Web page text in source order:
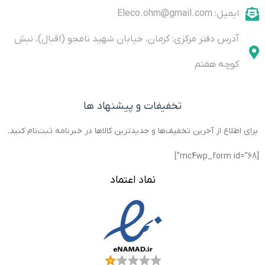
I2C
of zero
drift
ایمیل: Eleco.ohm@gmail.com
آدرس دفتر مرکزی: کرمان، خیابان شهید نامجو (اقبال)، نبش
کوچه هفتم
تخفیفات و پیشنهاد ها
برای اطلاع از آخرین تخفیف‌ها و جدیدترین کالاها در خبرنامه ثبت‌نام کنید.
[mc4wp_form id="68"]
نماد اعتماد